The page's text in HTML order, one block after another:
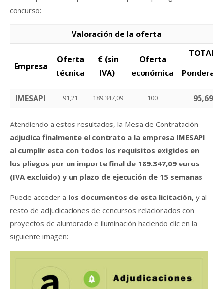
concurso:
Valoración de la oferta
Empresa
Oferta
técnica
€ (sin
IVA)
Oferta
económica
TOTAL
IMESAPI 91,21 189.347,09 100 95,69
Atendiendo a estos resultados, la Mesa de Contratación
adjudica finalmente el contrato a la empresa IMESAPI
al cumplir esta con todos los requisitos exigidos en
los pliegos por un importe final de 189.347,09 euros
(IVA excluido) y un plazo de ejecución de 15 semanas
Puede acceder a los documentos de esta licitación, y al
resto de adjudicaciones de concursos relacionados con
proyectos de alumbrado e iluminación haciendo clic en la
siguiente imagen: